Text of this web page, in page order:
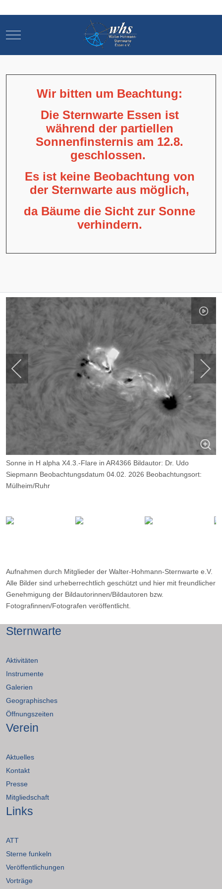
Mobile Menu Toggle
Wir bitten um Beachtung:
Die Sternwarte Essen ist
während der partiellen
Sonnenfinsternis am 12.8.
geschlossen.
Es ist keine Beobachtung von
der Sternwarte aus möglich,
da Bäume die Sicht zur Sonne
verhindern.
Sonne in H alpha X4.3.-Flare in AR4366 Bildautor: Dr. Udo
Siepmann Beobachtungsdatum 04.02. 2026 Beobachtungsort:
Mülheim/Ruhr
ZWO ASI 174 MM, Belichtung: 2000 Frames, davon 13%.
Aufnahmen durch Mitglieder der Walter-Hohmann-Sternwarte e.V.
Alle Bilder sind urheberrechtlich geschützt und hier mit freundlicher
Genehmigung der Bildautorinnen/Bildautoren bzw.
Fotografinnen/Fotografen veröffentlicht.
Sternwarte
Aktivitäten
Instrumente
Galerien
Geographisches
Öffnungszeiten
Verein
Aktuelles
Kontakt
Presse
Mitgliedschaft
Links
ATT
Sterne funkeln
Veröffentlichungen
Vorträge